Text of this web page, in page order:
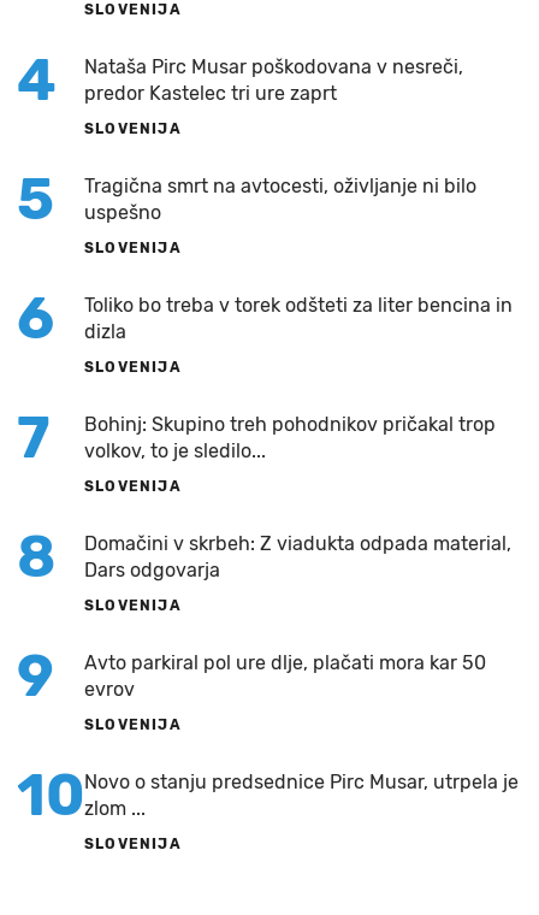
SLOVENIJA
4
Nataša Pirc Musar poškodovana v nesreči,
predor Kastelec tri ure zaprt
SLOVENIJA
5
Tragična smrt na avtocesti, oživljanje ni bilo
uspešno
SLOVENIJA
6
Toliko bo treba v torek odšteti za liter bencina in
dizla
SLOVENIJA
7
Bohinj: Skupino treh pohodnikov pričakal trop
volkov, to je sledilo...
SLOVENIJA
8
Domačini v skrbeh: Z viadukta odpada material,
Dars odgovarja
SLOVENIJA
9
Avto parkiral pol ure dlje, plačati mora kar 50
evrov
SLOVENIJA
10Novo o stanju predsednice Pirc Musar, utrpela je
zlom ...
SLOVENIJA